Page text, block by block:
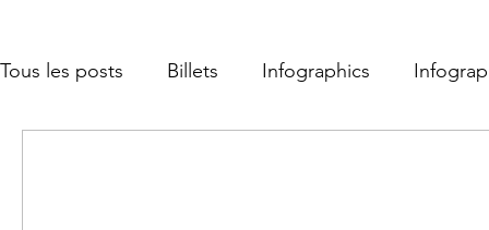
Tous les posts Billets Infographics